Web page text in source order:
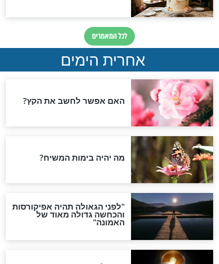
כבר
מטריף!
הרב ברוך רוזנבלום: הדלקת
המשיח!
חדשות יהדות
הותר לפרסום: לוחמי מילואים
נהרגו בדרום לבנון